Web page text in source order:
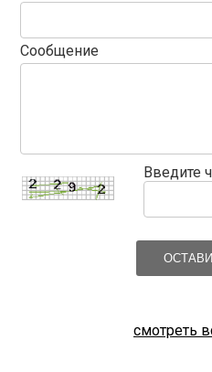
Сообщение
Введите
смотреть